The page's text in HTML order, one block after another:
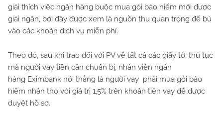
giải thích việc ngân hàng buộc mua gói bảo hiểm mới được
giải ngân, bởi đây được xem là nguồn thu quan trọng để bù
vào các khoản dịch vụ miễn phí.
Theo đó, sau khi trao đổi với PV về tất cả các giấy tờ, thủ tục
mà người vay tiền cần chuẩn bị, nhân viên ngân
hàng Eximbank nói thẳng là người vay phải mua gói bảo
hiểm nhân thọ với giá trị 1,5% trên khoản tiền vay để được
duyệt hồ sơ.